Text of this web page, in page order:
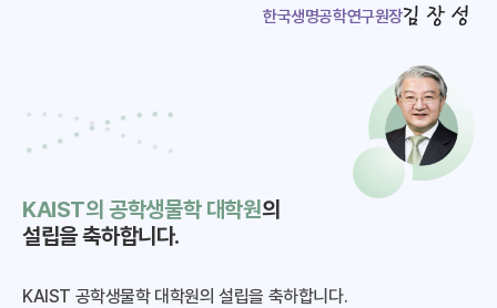
한국생명공학연구원장김장성
KAIST의 공학생물학 대학원의
설립을 축하합니다.
KAIST 공학생물학 대학원의 설립을 축하합니다.